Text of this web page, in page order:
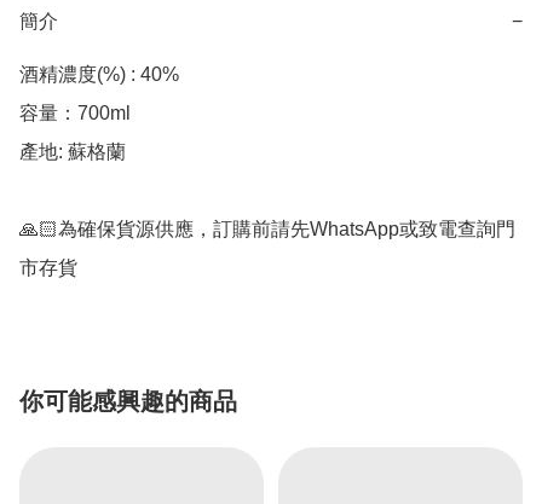
簡介 −
酒精濃度(%) : 40%
容量：700ml
產地: 蘇格蘭
🙏🏻為確保貨源供應，訂購前請先WhatsApp或致電查詢門
你可能感興趣的商品